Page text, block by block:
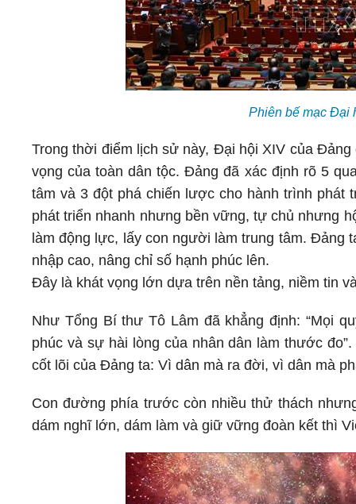
Phiên bế mạc Đại
Trong thời điểm lịch sử này, Đại hội XIV của
vọng của toàn dân tộc. Đảng đã xác định rõ 5
tâm và 3 đột phá chiến lược cho hành trình
phát triển nhanh nhưng bền vững, tự chủ nhưng
làm động lực, lấy con người làm trung tâm. Đảng
nhập cao, nâng chỉ số hạnh phúc lên.
Đây là khát vọng lớn dựa trên nền tảng, niềm tin
Như Tổng Bí thư Tô Lâm đã khẳng định: “Mọi
phúc và sự hài lòng của nhân dân làm thước
cốt lõi của Đảng ta: Vì dân mà ra đời, vì dân mà
Con đường phía trước còn nhiều thử thách
dám nghĩ lớn, dám làm và giữ vững đoàn kết thì